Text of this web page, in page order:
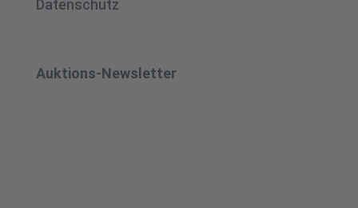
Datenschutz
Auktions-Newsletter